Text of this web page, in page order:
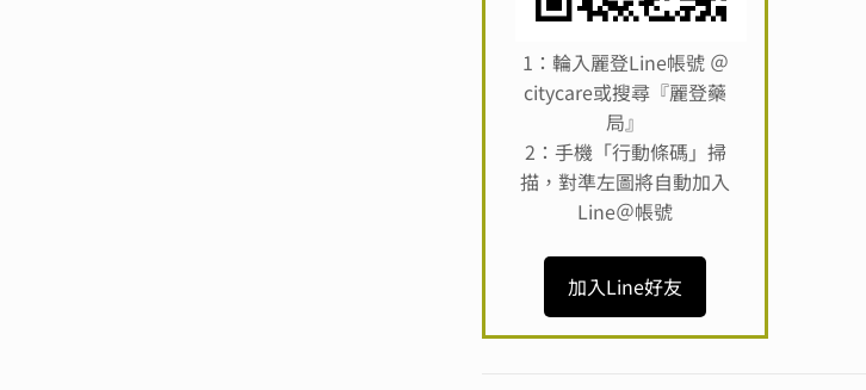
1：輪入麗登Line帳號 ＠
citycare或搜尋『麗登藥
局』
2：手機「行動條碼」掃
描，對準左圖將自動加入
Line＠帳號
加入Line好友